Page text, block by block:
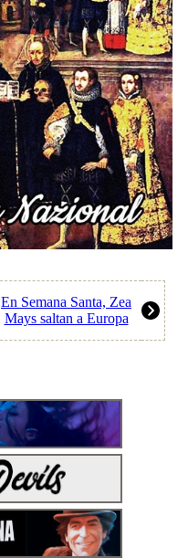
En Semana Santa, Zea
Mays saltan a Europa